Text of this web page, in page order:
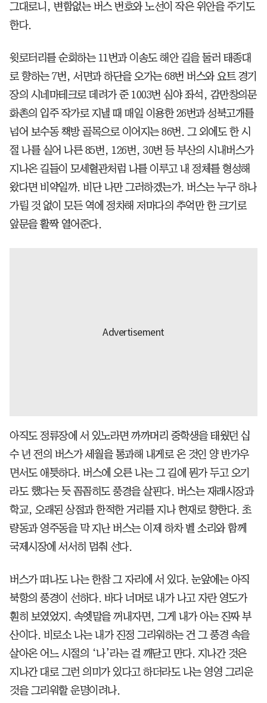
그대로니, 변함없는 버스 번호와 노선이 작은 위안을 주기도
한다.
윗로터리를 순회하는 11번과 이송도 해안 길을 둘러 태종대
로 향하는 7번, 서면과 하단을 오가는 68번 버스와 요트 경기
장의 시네마테크로 데려가 준 1003번 심야 좌석, 감만창의문
화촌의 입주 작가로 지낼 때 매일 이용한 26번과 성북고개를
넘어 보수동 책방 골목으로 이어지는 86번. 그 외에도 한 시
절 나를 실어 나른 85번, 126번, 30번 등 부산의 시내버스가
지나온 길들이 모세혈관처럼 나를 이루고 내 정체를 형성해
왔다면 비약일까. 비단 나만 그러하겠는가. 버스는 누구 하나
가릴 것 없이 모든 역에 정차해 저마다의 추억만 한 크기로
앞문을 활짝 열어준다.
아직도 정류장에 서 있노라면 까까머리 중학생을 태웠던 십
수 년 전의 버스가 세월을 통과해 내게로 온 것인 양 반가우
면서도 애틋하다. 버스에 오른 나는 그 길에 뭔가 두고 오기
라도 했다는 듯 꼼꼼히도 풍경을 살핀다. 버스는 재래시장과
학교, 오래된 상점과 한적한 거리를 지나 현재로 향한다. 초
량동과 영주동을 막 지난 버스는 이제 하차 벨 소리와 함께
국제시장에 서서히 멈춰 선다.
버스가 떠나도 나는 한참 그 자리에 서 있다. 눈앞에는 아직
북항의 풍경이 선하다. 바다 너머로 내가 나고 자란 영도가
훤히 보였었지. 속엣말을 꺼내자면, 그게 내가 아는 진짜 부
산이다. 비로소 나는 내가 진정 그리워하는 건 그 풍경 속을
살아온 어느 시절의 ‘나’라는 걸 깨닫고 만다. 지나간 것은
지나간 대로 그런 의미가 있다고 하더라도 나는 영영 그리운
것을 그리워할 운명이려나.